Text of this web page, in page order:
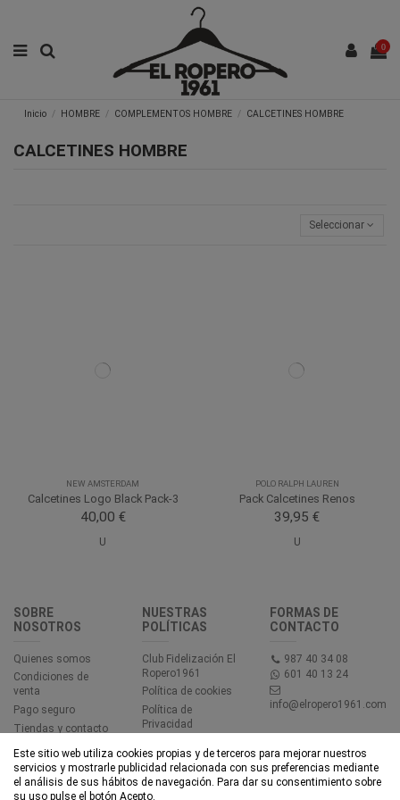
0
Inicio HOMBRE COMPLEMENTOS HOMBRE CALCETINES HOMBRE
CALCETINES HOMBRE
Seleccionar
NEW AMSTERDAM
Calcetines Logo Black Pack-3
40,00 €
U
POLO RALPH LAUREN
Pack Calcetines Renos
39,95 €
U
SOBRE
NOSOTROS
Quienes somos
Condiciones de
venta
Pago seguro
Tiendas y contacto
NUESTRAS
POLÍTICAS
Club Fidelización El
Ropero1961
Política de cookies
Política de
Privacidad
Accesibilidad
FORMAS DE
CONTACTO
987 40 34 08
601 40 13 24
info@elropero1961.com
Este sitio web utiliza cookies propias y de terceros para mejorar nuestros
servicios y mostrarle publicidad relacionada con sus preferencias mediante
el análisis de sus hábitos de navegación. Para dar su consentimiento sobre
su uso pulse el botón Acepto.